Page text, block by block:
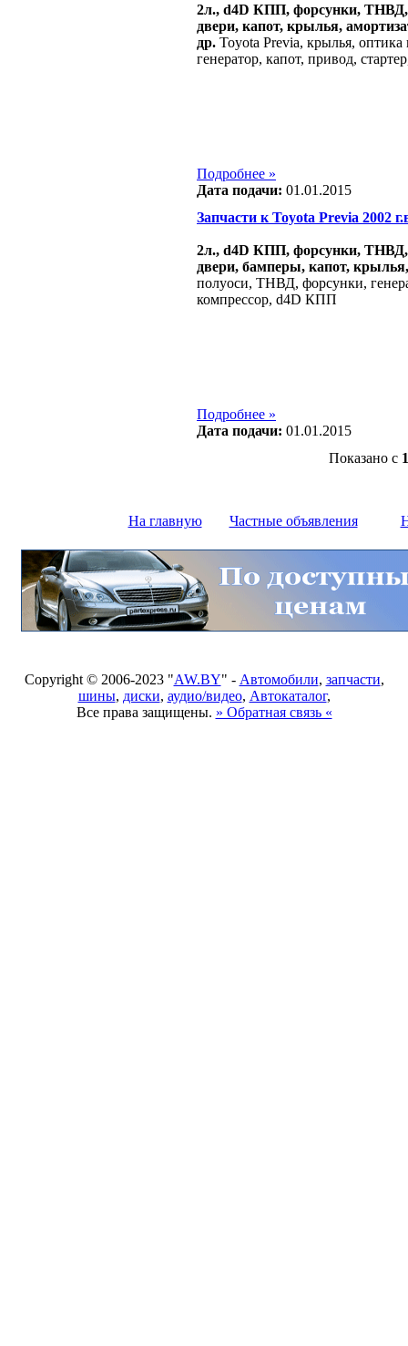
2л., d4D КПП, форсунки, ТНВД,
двери, капот, крылья,
др. Toyota Previa, крылья,
генератор, капот, привод,
Подробнее »
Дата подачи: 01.01.2015
Запчасти к Toyota Previa 2002
2л., d4D КПП, форсунки, ТНВД,
двери, бамперы, капот,
полуоси, ТНВД, форсунки,
компрессор, d4D КПП
Подробнее »
Дата подачи: 01.01.2015
Показано с 1
На главную Частные объявления
Copyright © 2006-2023 "AW.BY" - Автомобили, запчасти,
шины, диски, аудио/видео, Автокаталог,
Все права защищены. » Обратная связь «